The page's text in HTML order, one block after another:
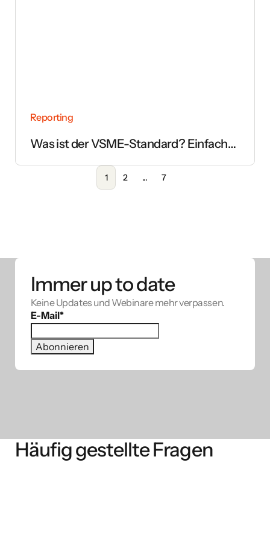
Reporting
Was ist der VSME-Standard? Einfach
1 2 ... 7
Immer up to date
Keine Updates und Webinare mehr verpassen.
E-Mail*
Häufig gestellte Fragen